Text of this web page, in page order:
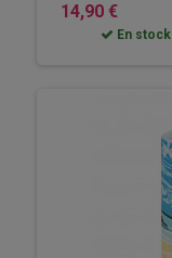
14,90 €
En stock